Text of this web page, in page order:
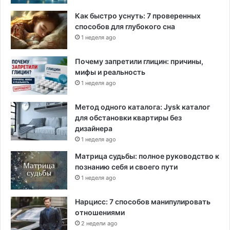
Как быстро уснуть: 7 проверенных
способов для глубокого сна
1 неделя ago
Почему запретили глицин: причины,
мифы и реальность
1 неделя ago
Метод одного каталога: Jysk каталог
для обстановки квартиры без
дизайнера
1 неделя ago
Матрица судьбы: полное руководство к
познанию себя и своего пути
1 неделя ago
Нарцисс: 7 способов манипулировать
отношениями
2 недели ago